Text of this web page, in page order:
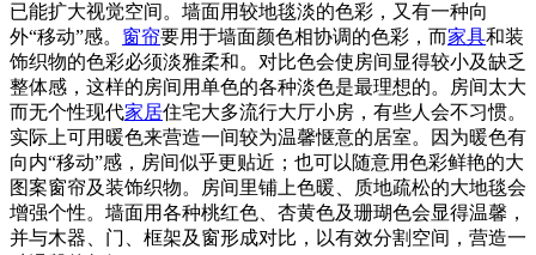
已能扩大视觉空间。墙面用较地毯淡的色彩，又有一种向
外“移动”感。 窗帘要用于墙面颜色相协调的色彩，而家具和装
饰织物的色彩必须淡雅柔和。对比色会使房间显得较小及缺乏
整体感，这样的房间用单色的各种淡色是最理想的。房间太大
而无个性现代家居住宅大多流行大厅小房，有些人会不习惯。
实际上可用暖色来营造一间较为温馨惬意的居室。因为暖色有
向内“移动”感，房间似乎更贴近；也可以随意用色彩鲜艳的大
图案窗帘及装饰织物。房间里铺上色暖、质地疏松的大地毯会
增强个性。墙面用各种桃红色、杏黄色及珊瑚色会显得温馨，
并与木器、门、框架及窗形成对比，以有效分割空间，营造一